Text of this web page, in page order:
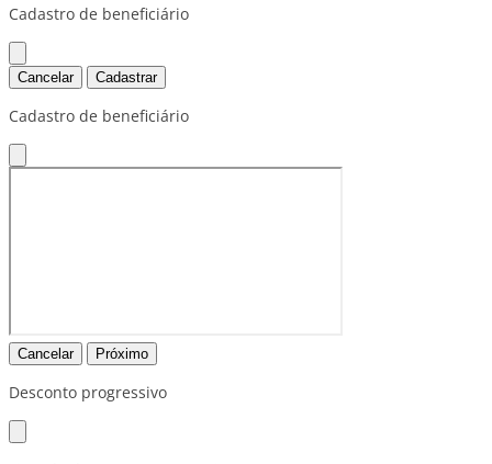
Cadastro de beneficiário
Cancelar Cadastrar
Cadastro de beneficiário
Cancelar Próximo
Desconto progressivo